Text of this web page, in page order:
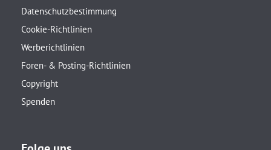
Datenschutzbestimmung
Cookie-Richtlinien
Werberichtlinien
Foren- & Posting-Richtlinien
Copyright
Spenden